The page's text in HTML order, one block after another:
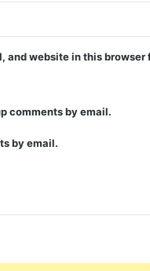
and website in this browser
comments by email.
by email.